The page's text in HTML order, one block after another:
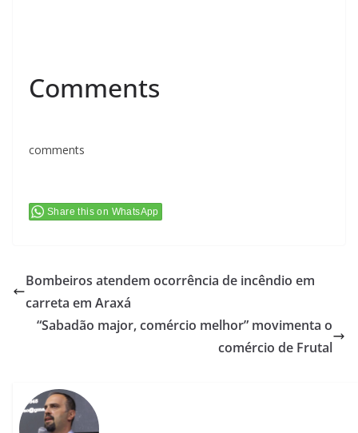
Comments
comments
Share this on WhatsApp
Bombeiros atendem ocorrência de incêndio em
carreta em Araxá
“Sabadão major, comércio melhor” movimenta o
comércio de Frutal